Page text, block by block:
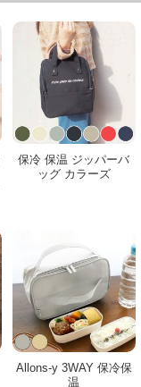
保冷 保温 ジッパーバ
ッグ カラーズ
Allons-y 3WAY 保冷保
温